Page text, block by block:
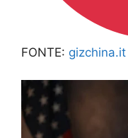
FONTE: gizchina.it